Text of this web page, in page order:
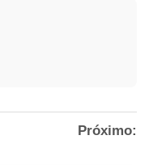
Próximo: